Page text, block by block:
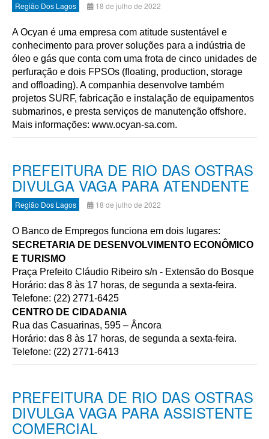
Região Dos Lagos 18 de julho de 2022
A Ocyan é uma empresa com atitude sustentável e
conhecimento para prover soluções para a indústria de
óleo e gás que conta com uma frota de cinco unidades de
perfuração e dois FPSOs (floating, production, storage
and offloading). A companhia desenvolve também
projetos SURF, fabricação e instalação de equipamentos
submarinos, e presta serviços de manutenção offshore.
Mais informações: www.ocyan-sa.com.
PREFEITURA DE RIO DAS OSTRAS
DIVULGA VAGA PARA ATENDENTE
Região Dos Lagos 18 de julho de 2022
O Banco de Empregos funciona em dois lugares:
SECRETARIA DE DESENVOLVIMENTO ECONÔMICO
E TURISMO
Praça Prefeito Cláudio Ribeiro s/n - Extensão do Bosque
Horário: das 8 às 17 horas, de segunda a sexta-feira.
Telefone: (22) 2771-6425
CENTRO DE CIDADANIA
Rua das Casuarinas, 595 – Âncora
Horário: das 8 às 17 horas, de segunda a sexta-feira.
Telefone: (22) 2771-6413
PREFEITURA DE RIO DAS OSTRAS
DIVULGA VAGA PARA ASSISTENTE
COMERCIAL